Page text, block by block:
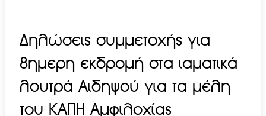
Δηλώσεις συμμετοχής για
8ημερη εκδρομή στα ιαματικά
λουτρά Αιδηψού για τα μέλη
του ΚΑΠΗ Αμφιλοχίας